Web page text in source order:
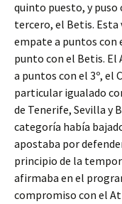
quinto puesto, y puso
tercero, el Betis.
empate a puntos con
punto con el Betis. El
a puntos con el 3º, el
particular igualado
de Tenerife, Sevilla y
categoría había
apostaba por
principio de la
afirmaba en el
compromiso con el